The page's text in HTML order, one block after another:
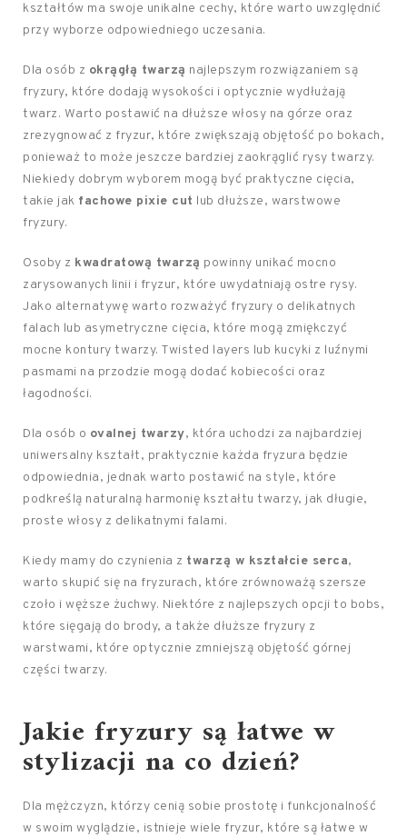
kształtów ma swoje unikalne cechy, które warto uwzględnić
przy wyborze odpowiedniego uczesania.
Dla osób z okrągłą twarzą najlepszym rozwiązaniem są
fryzury, które dodają wysokości i optycznie wydłużają
twarz. Warto postawić na dłuższe włosy na górze oraz
zrezygnować z fryzur, które zwiększają objętość po bokach,
ponieważ to może jeszcze bardziej zaokrąglić rysy twarzy.
Niekiedy dobrym wyborem mogą być praktyczne cięcia,
takie jak fachowe pixie cut lub dłuższe, warstwowe
fryzury.
Osoby z kwadratową twarzą powinny unikać mocno
zarysowanych linii i fryzur, które uwydatniają ostre rysy.
Jako alternatywę warto rozważyć fryzury o delikatnych
falach lub asymetryczne cięcia, które mogą zmiękczyć
mocne kontury twarzy. Twisted layers lub kucyki z luźnymi
pasmami na przodzie mogą dodać kobiecości oraz
łagodności.
Dla osób o ovalnej twarzy, która uchodzi za najbardziej
uniwersalny kształt, praktycznie każda fryzura będzie
odpowiednia, jednak warto postawić na style, które
podkreślą naturalną harmonię kształtu twarzy, jak długie,
proste włosy z delikatnymi falami.
Kiedy mamy do czynienia z twarzą w kształcie serca,
warto skupić się na fryzurach, które zrównoważą szersze
czoło i węższe żuchwy. Niektóre z najlepszych opcji to bobs,
które sięgają do brody, a także dłuższe fryzury z
warstwami, które optycznie zmniejszą objętość górnej
części twarzy.
Jakie fryzury są łatwe w
stylizacji na co dzień?
Dla mężczyzn, którzy cenią sobie prostotę i funkcjonalność
w swoim wyglądzie, istnieje wiele fryzur, które są łatwe w